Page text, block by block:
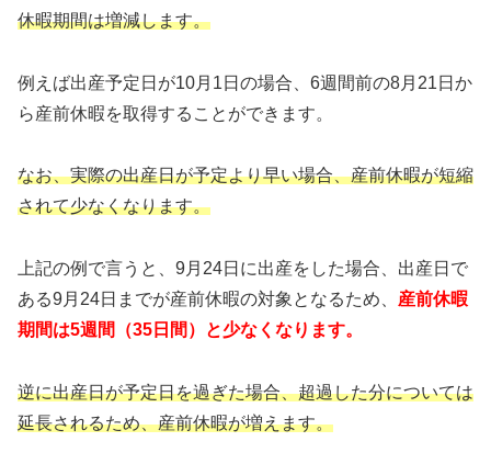
休暇期間は増減します。
例えば出産予定日が10月1日の場合、6週間前の8月21日か
ら産前休暇を取得することができます。
なお、実際の出産日が予定より早い場合、産前休暇が短縮
されて少なくなります。
上記の例で言うと、9月24日に出産をした場合、出産日で
ある9月24日までが産前休暇の対象となるため、 産前休暇
期間は5週間（35日間）と少なくなります。
逆に出産日が予定日を過ぎた場合、超過した分については
延長されるため、産前休暇が増えます。